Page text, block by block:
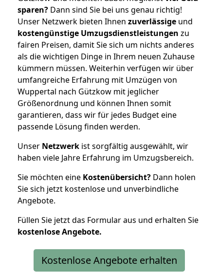
sparen? Dann sind Sie bei uns genau richtig!
Unser Netzwerk bieten Ihnen zuverlässige und
kostengünstige Umzugsdienstleistungen zu
fairen Preisen, damit Sie sich um nichts anderes
als die wichtigen Dinge in Ihrem neuen Zuhause
kümmern müssen. Weiterhin verfügen wir über
umfangreiche Erfahrung mit Umzügen von
Wuppertal nach Gützkow mit jeglicher
Größenordnung und können Ihnen somit
garantieren, dass wir für jedes Budget eine
passende Lösung finden werden.
Unser Netzwerk ist sorgfältig ausgewählt, wir
haben viele Jahre Erfahrung im Umzugsbereich.
Sie möchten eine Kostenübersicht? Dann holen
Sie sich jetzt kostenlose und unverbindliche
Angebote.
Füllen Sie jetzt das Formular aus und erhalten Sie
kostenloseAngebote.
Kostenlose Angebote erhalten